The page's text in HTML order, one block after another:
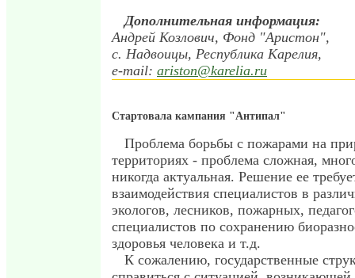
Дополнительная информация:
Андрей Козлович, Фонд "Аристон",
с. Надвоицы, Республика Карелия,
e-mail: ariston@karelia.ru
Стартовала кампания "Антипал"
Проблема борьбы с пожарами на
территориях - проблема сложная,
никогда актуальная. Решение ее
взаимодействия специалистов в
экологов, лесников, пожарных,
специалистов по сохранению
здоровья человека и т.д.
К сожалению, государственные